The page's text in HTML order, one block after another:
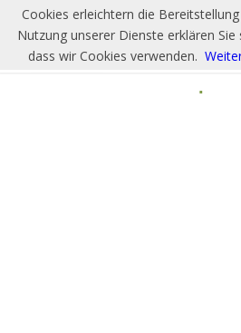
Cookies erleichtern die
Nutzung unserer Dienste erklären
dass wir Cookies verwenden.